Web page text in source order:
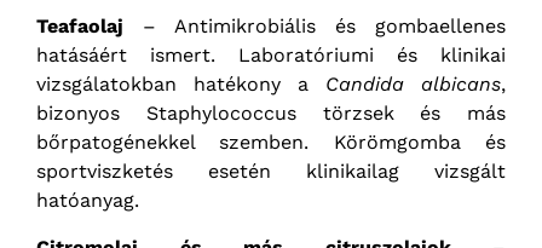
Teafaolaj – Antimikrobiális és gombaellenes
hatásáért ismert. Laboratóriumi és klinikai
vizsgálatokban hatékony a Candida albicans,
bizonyos Staphylococcus törzsek és más
bőrpatogénekkel szemben. Körömgomba és
sportviszketés esetén klinikailag vizsgált
hatóanyag.